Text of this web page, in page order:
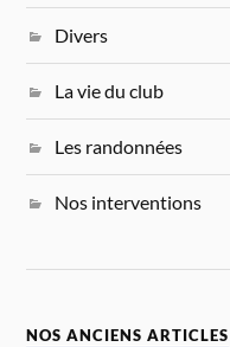
Divers
La vie du club
Les randonnées
Nos interventions
NOS ANCIENS ARTICLES